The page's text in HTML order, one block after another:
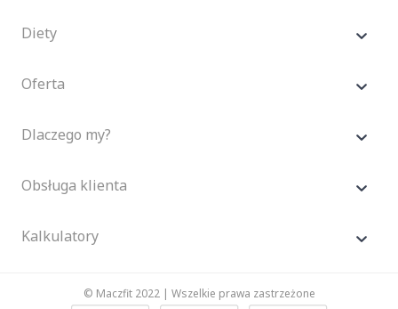
Diety
Oferta
Dlaczego my?
Obsługa klienta
Kalkulatory
© Maczfit 2022 | Wszelkie prawa zastrzeżone